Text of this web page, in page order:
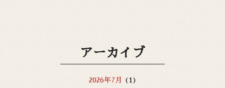
アーカイブ
2026年7月
(1)